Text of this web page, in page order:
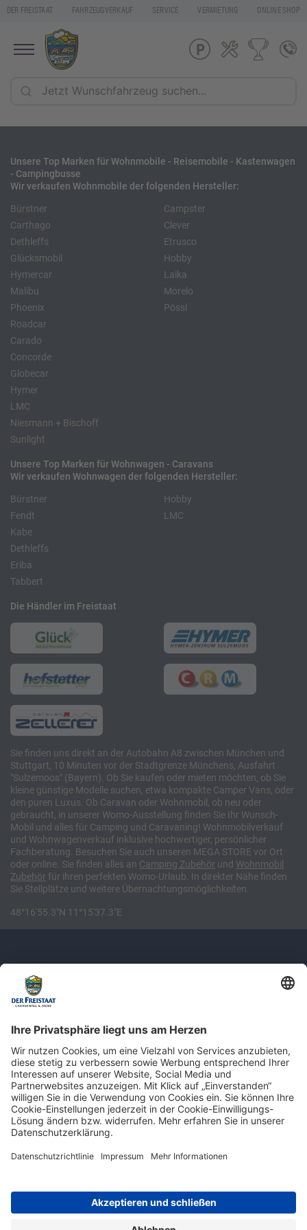
DER FREISTAAT FAHRZEUGVERKAUF SERVICE VERMIETUNG ONLINE SHOP
Unsere Top Marken für Wohnmobile - Reisemobile - Kastenwagen
- Campingbusse
Wir verkaufen Wohnmobile der folgenden Hersteller:
Bürstner
Carthago
Dethleffs
Glücksmobil
Hymercar
Malibu
Phoenix
Roadcar
Campster
Clever
Etrusco
Hobby
Laika
Morelo
Pössl
Carado
Concorde
Globecar
Hymer
LMC
Niesmann + Bischoff
Sunlight
Unsere Top Marken für Wohnwagen - Caravans
Wir verkaufen Wohnwagen der folgenden Hersteller:
Bürstner
Fendt
Kabe
Hobby
LMC
Dethleffs
Eriba
Tabbert
Die Händler im Freistaat
Sie finden uns direkt an der Autobahn A8 zwischen München und
Stuttgart, 10 Minuten vor der Stadtgrenze Münchens, Ausfahrt
"Sulzemoos" (Bayern). Ob Sie kaufen oder mieten möchten, ob Sie
kleine günstige Modelle suchen, etwa kompakte Camper Vans, oder
den puren Luxus. Ob Caravan oder Wohnmobil, ob neu oder
gebraucht, in unserer Womo-Ausstellung finden Sie Ihr Wunsch-
Mobil und alles für Camping und Caravaning! Wohnmobilverkauf
und Wohnwagenverkauf inklusive hochwertiger, persönlicher
Fachberatung. Besuchen Sie auch unseren MEGA STORE vor Ort
oder online. Sie finden alles an Camping Zubehör und Wohnmobil
Zubehör für ihren perfekten Womo-Urlaub. In direkter Nähe finden
Sie Stellplätze und weitere Übernachtungsmöglichkeiten.
48°16'55.3"N 11°15'37.3"E
Newsletter: Jetzt auf
shop.derfreistaat.de anmelden und
einen 5€ Gutschein für unseren Online-
Shop erhalten!*
Impressum Datenschutz Barrierefreiheit